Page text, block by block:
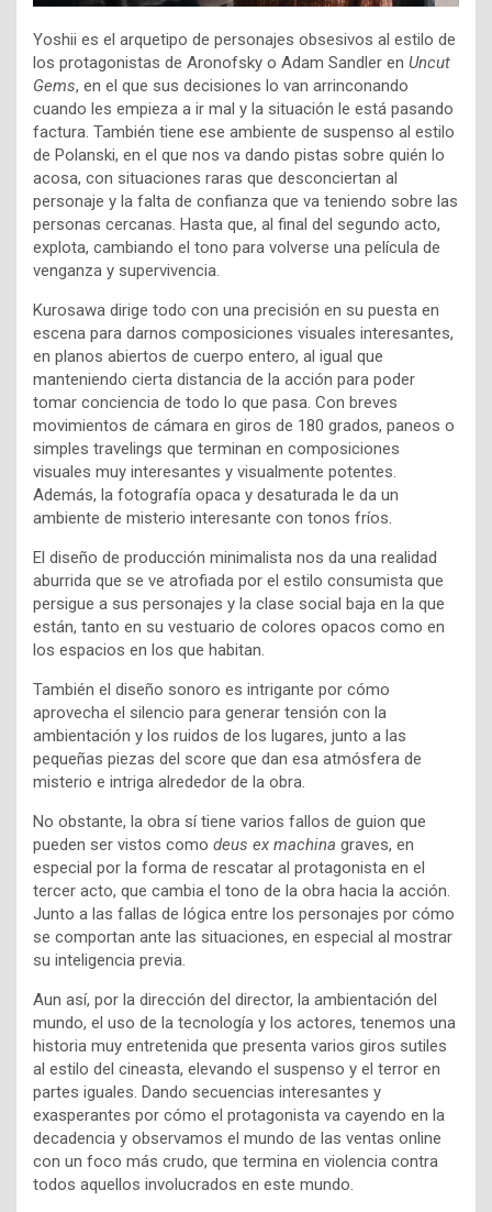
Yoshii es el arquetipo de personajes obsesivos al estilo de
los protagonistas de Aronofsky o Adam Sandler en Uncut
Gems, en el que sus decisiones lo van arrinconando
cuando les empieza a ir mal y la situación le está pasando
factura. También tiene ese ambiente de suspenso al estilo
de Polanski, en el que nos va dando pistas sobre quién lo
acosa, con situaciones raras que desconciertan al
personaje y la falta de confianza que va teniendo sobre las
personas cercanas. Hasta que, al final del segundo acto,
explota, cambiando el tono para volverse una película de
venganza y supervivencia.
Kurosawa dirige todo con una precisión en su puesta en
escena para darnos composiciones visuales interesantes,
en planos abiertos de cuerpo entero, al igual que
manteniendo cierta distancia de la acción para poder
tomar conciencia de todo lo que pasa. Con breves
movimientos de cámara en giros de 180 grados, paneos o
simples travelings que terminan en composiciones
visuales muy interesantes y visualmente potentes.
Además, la fotografía opaca y desaturada le da un
ambiente de misterio interesante con tonos fríos.
El diseño de producción minimalista nos da una realidad
aburrida que se ve atrofiada por el estilo consumista que
persigue a sus personajes y la clase social baja en la que
están, tanto en su vestuario de colores opacos como en
los espacios en los que habitan.
También el diseño sonoro es intrigante por cómo
aprovecha el silencio para generar tensión con la
ambientación y los ruidos de los lugares, junto a las
pequeñas piezas del score que dan esa atmósfera de
misterio e intriga alrededor de la obra.
No obstante, la obra sí tiene varios fallos de guion que
pueden ser vistos como deus ex machina graves, en
especial por la forma de rescatar al protagonista en el
tercer acto, que cambia el tono de la obra hacia la acción.
Junto a las fallas de lógica entre los personajes por cómo
se comportan ante las situaciones, en especial al mostrar
su inteligencia previa.
Aun así, por la dirección del director, la ambientación del
mundo, el uso de la tecnología y los actores, tenemos una
historia muy entretenida que presenta varios giros sutiles
al estilo del cineasta, elevando el suspenso y el terror en
partes iguales. Dando secuencias interesantes y
exasperantes por cómo el protagonista va cayendo en la
decadencia y observamos el mundo de las ventas online
con un foco más crudo, que termina en violencia contra
todos aquellos involucrados en este mundo.